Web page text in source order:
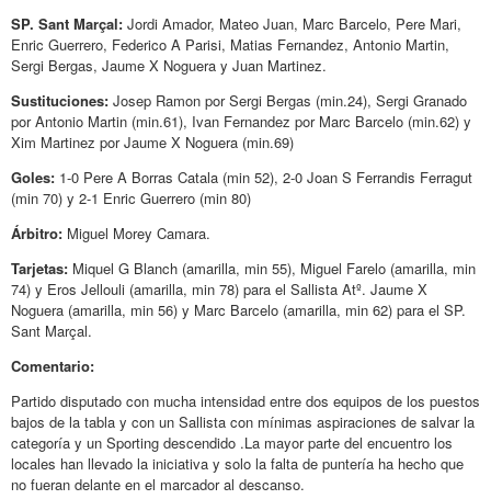
SP. Sant Marçal: Jordi Amador, Mateo Juan, Marc Barcelo, Pere Mari,
Enric Guerrero, Federico A Parisi, Matias Fernandez, Antonio Martin,
Sergi Bergas, Jaume X Noguera y Juan Martinez.
Sustituciones: Josep Ramon por Sergi Bergas (min.24), Sergi Granado
por Antonio Martin (min.61), Ivan Fernandez por Marc Barcelo (min.62) y
Xim Martinez por Jaume X Noguera (min.69)
Goles: 1-0 Pere A Borras Catala (min 52), 2-0 Joan S Ferrandis Ferragut
(min 70) y 2-1 Enric Guerrero (min 80)
Árbitro: Miguel Morey Camara.
Tarjetas: Miquel G Blanch (amarilla, min 55), Miguel Farelo (amarilla, min
74) y Eros Jellouli (amarilla, min 78) para el Sallista Atº. Jaume X
Noguera (amarilla, min 56) y Marc Barcelo (amarilla, min 62) para el SP.
Sant Marçal.
Comentario:
Partido disputado con mucha intensidad entre dos equipos de los puestos
bajos de la tabla y con un Sallista con mínimas aspiraciones de salvar la
categoría y un Sporting descendido .La mayor parte del encuentro los
locales han llevado la iniciativa y solo la falta de puntería ha hecho que
no fueran delante en el marcador al descanso.